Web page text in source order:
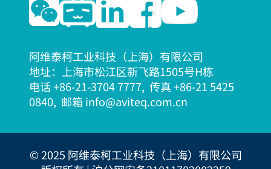
阿维泰柯工业科技（上海）有限公司
地址：上海市松江区新飞路1505号H栋
电话 +86-21-3704 7777, 传真 +86-21 5425
0840, 邮箱 info@aviteq.com.cn
© 2025 阿维泰柯工业科技（上海）有限公司